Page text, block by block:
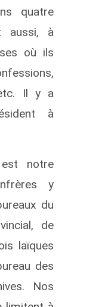
quatre
aussi, à
où ils
Il y a
à
notre
y
du
de
laïques
des
Nos